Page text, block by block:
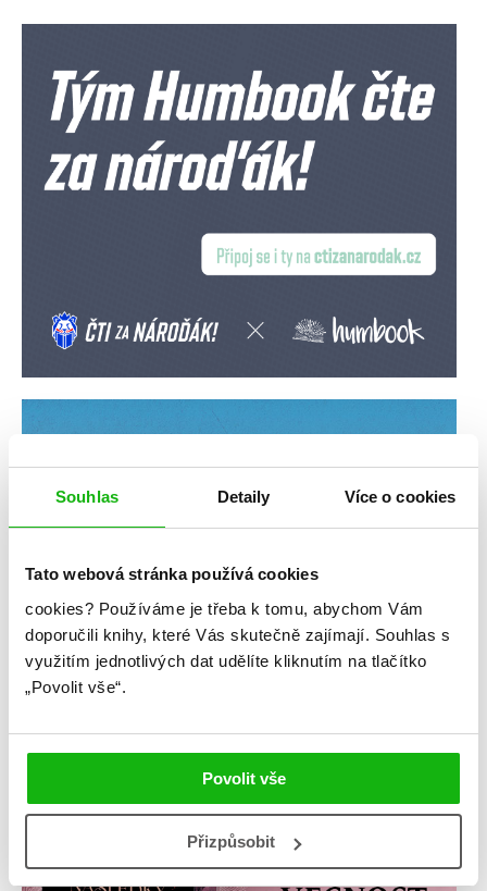
Souhlas Detaily Více o cookies
Tato webová stránka používá cookies
cookies? Používáme je třeba k tomu, abychom Vám
doporučili knihy, které Vás skutečně zajímají. Souhlas s
využitím jednotlivých dat udělíte kliknutím na tlačítko
„Povolit vše“.
Povolit vše
Přizpůsobit